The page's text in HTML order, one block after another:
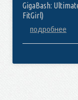
GigaBash:
FitGirl)
подробнее